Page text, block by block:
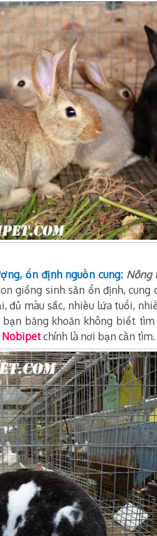
ổn định nguồn cung: Nông
giống sinh sản ổn định, cung
đủ màu sắc, nhiều lứa tuổi,
băng khoăn không biết
Nobipetchính là nơi bạn cần tìm.